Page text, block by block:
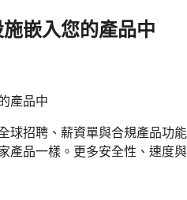
嵌入您的產品中
產品中
球招聘、薪資單與合規產品功能
產品一樣。更多安全性、速度與